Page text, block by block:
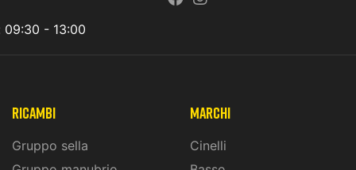
09:30 - 13:00
ricambi
Gruppo sella
marchi
Cinelli